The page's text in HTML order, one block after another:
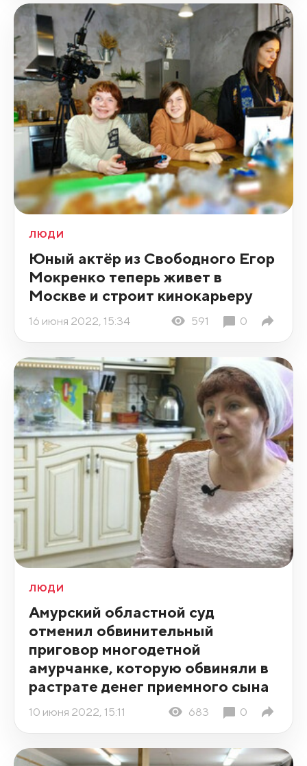
ЛЮДИ
Юный актёр из Свободного Егор
Мокренко теперь живет в
Москве и строит кинокарьеру
16 июня 2022, 15:34 591 0
ЛЮДИ
Амурский областной суд
отменил обвинительный
приговор многодетной
амурчанке, которую обвиняли в
растрате денег приемного сына
10 июня 2022, 15:11 683 0